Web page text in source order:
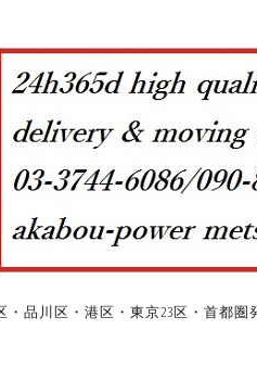
・品川区・港区・東京23区・首都